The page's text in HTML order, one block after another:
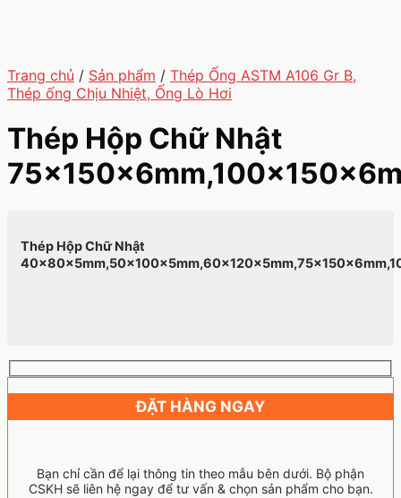
Trang chủ / Sản phẩm / Thép Ống ASTM A106 Gr B,
Thép ống Chịu Nhiệt, Ống Lò Hơi
Thép Hộp Chữ Nhật
Thép Hộp Chữ Nhật
ĐẶT HÀNG NGAY
Bạn chỉ cần để lại thông tin theo mẫu bên dưới. Bộ phận
CSKH sẽ liên hệ ngay để tư vấn & chọn sản phẩm cho bạn.